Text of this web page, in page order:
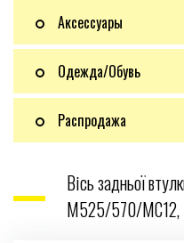
Аксессуары
Одежда/Обувь
Распродажа
Вісь задньої
M525/570/MC12,